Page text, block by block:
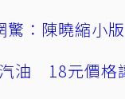
：陳曉縮小版
油 18元價格